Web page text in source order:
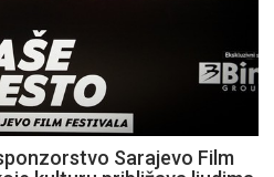
Sarajevo Film